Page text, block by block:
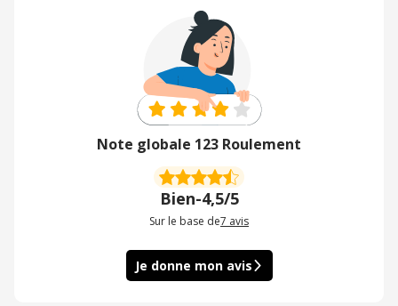
Note globale 123 Roulement
Bien-4,5/5
Sur le base de7 avis
Je donne mon avis